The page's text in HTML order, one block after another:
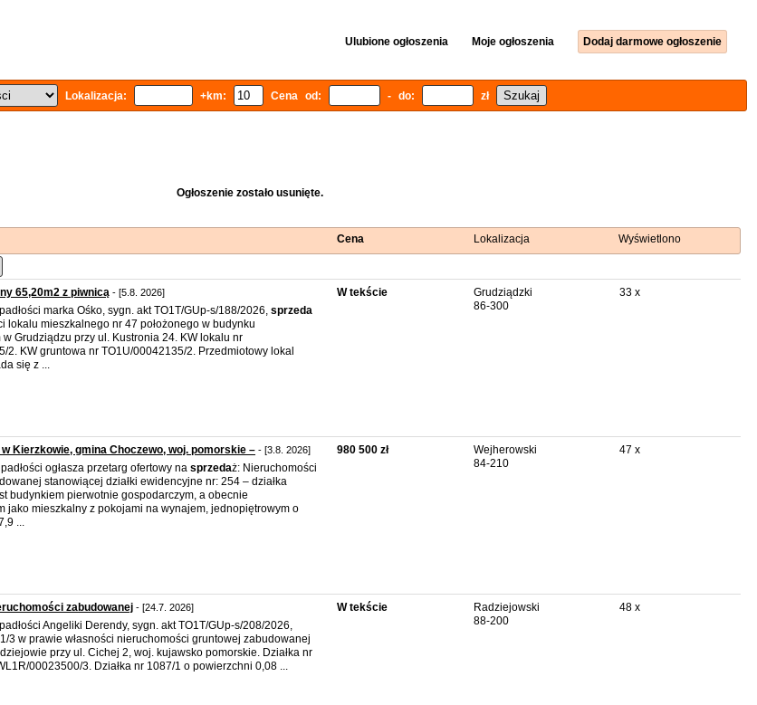
Ulubione ogłoszenia Moje ogłoszenia Dodaj darmowe ogłoszenie
Lokalizacja: +km: Cena od: - do: zł
Ogłoszenie zostało usunięte.
Cena Lokalizacja Wyświetlono
65,20m2 z piwnicą - [5.8. 2026]
marka Ośko, sygn. akt TO1T/GUp-s/188/2026, sprzeda
lokalu mieszkalnego nr 47 położonego w budynku
Grudziądzu przy ul. Kustronia 24. KW lokalu nr
2. KW gruntowa nr TO1U/00042135/2. Przedmiotowy lokal
się z ...
W tekście
Grudziądzki
86-300
33 x
Kierzkowie, gmina Choczewo, woj. pomorskie – - [3.8. 2026]
ogłasza przetarg ofertowy na sprzedaż: Nieruchomości
stanowiącej działki ewidencyjne nr: 254 – działka
budynkiem pierwotnie gospodarczym, a obecnie
jako mieszkalny z pokojami na wynajem, jednopiętrowym o
...
980 500 zł
Wejherowski
84-210
47 x
zabudowanej - [24.7. 2026]
Angeliki Derendy, sygn. akt TO1T/GUp-s/208/2026,
1/3 w prawie własności nieruchomości gruntowej zabudowanej
przy ul. Cichej 2, woj. kujawsko pomorskie. Działka nr
00023500/3. Działka nr 1087/1 o powierzchni 0,08 ...
W tekście
Radziejowski
88-200
48 x